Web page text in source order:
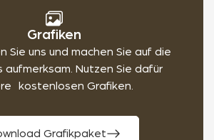
Grafiken
Sie uns und machen Sie auf die
aufmerksam. Nutzen Sie dafür
kostenlosen Grafiken.
Grafikpaket